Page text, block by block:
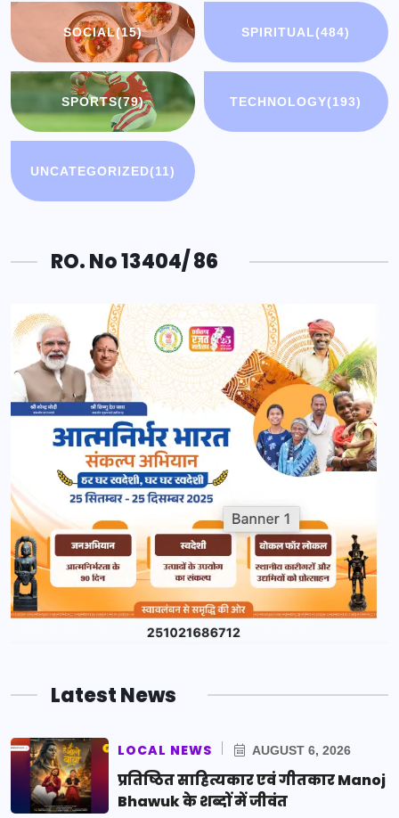
SOCIAL(15) SPIRITUAL(484)
SPORTS(79) TECHNOLOGY(193)
UNCATEGORIZED(11)
RO. No 13404/ 86
Latest News
LOCAL NEWS AUGUST 6, 2026
प्रतिष्ठित साहित्यकार एवं गीतकार Manoj
Bhawuk के शब्दों में जीवंत